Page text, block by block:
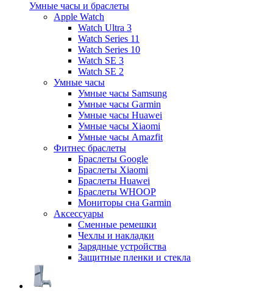
Умные часы и браслеты
Apple Watch
Watch Ultra 3
Watch Series 11
Watch Series 10
Watch SE 3
Watch SE 2
Умные часы
Умные часы Samsung
Умные часы Garmin
Умные часы Huawei
Умные часы Xiaomi
Умные часы Amazfit
Фитнес браслеты
Браслеты Google
Браслеты Xiaomi
Браслеты Huawei
Браслеты WHOOP
Мониторы сна Garmin
Аксессуары
Сменные ремешки
Чехлы и накладки
Зарядные устройства
Защитные пленки и стекла